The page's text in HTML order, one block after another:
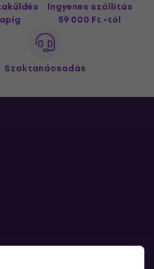
Ingyenes szállítás
59 000 Ft -tól
Szaktanácsadás